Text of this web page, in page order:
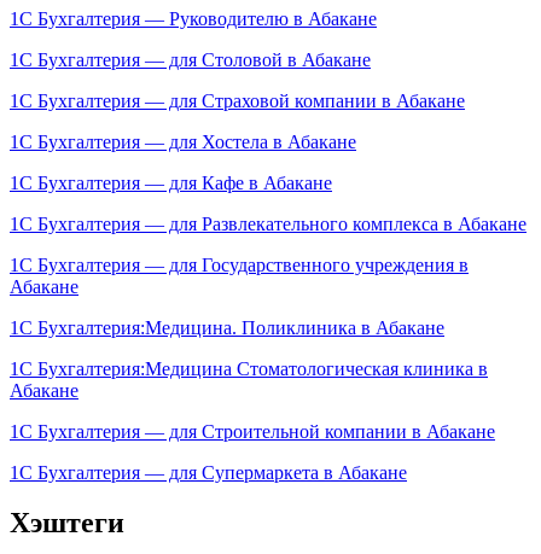
1С Бухгалтерия — Руководителю в Абакане
1С Бухгалтерия — для Столовой в Абакане
1С Бухгалтерия — для Страховой компании в Абакане
1С Бухгалтерия — для Хостела в Абакане
1С Бухгалтерия — для Кафе в Абакане
1С Бухгалтерия — для Развлекательного комплекса в Абакане
1С Бухгалтерия — для Государственного учреждения в
Абакане
1С Бухгалтерия:Медицина. Поликлиника в Абакане
1С Бухгалтерия:Медицина Стоматологическая клиника в
Абакане
1С Бухгалтерия — для Строительной компании в Абакане
1С Бухгалтерия — для Супермаркета в Абакане
Хэштеги